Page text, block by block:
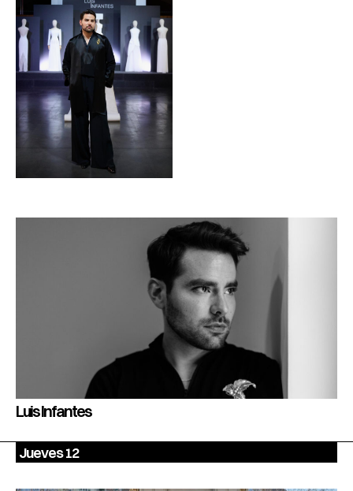
Luis Infantes
Jueves 12